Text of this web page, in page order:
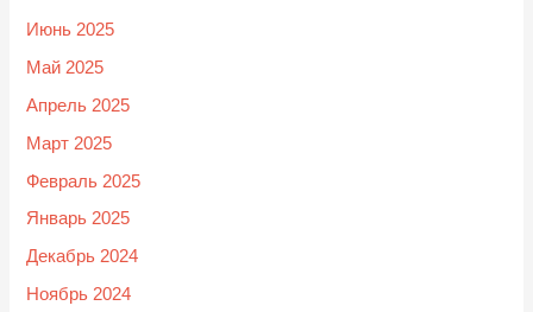
Июнь 2025
Май 2025
Апрель 2025
Март 2025
Февраль 2025
Январь 2025
Декабрь 2024
Ноябрь 2024